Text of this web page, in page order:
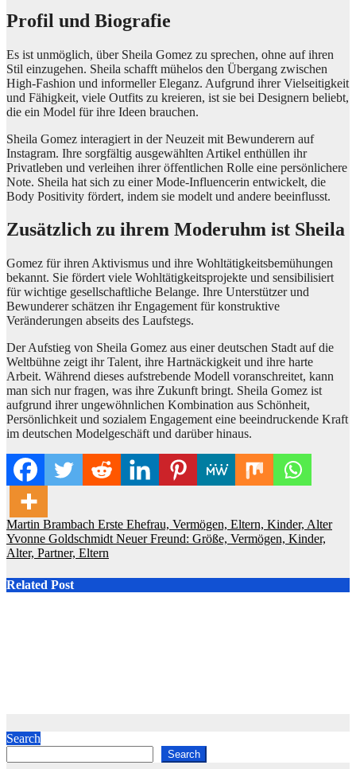
Profil und Biografie
Es ist unmöglich, über Sheila Gomez zu sprechen, ohne auf ihren
Stil einzugehen. Sheila schafft mühelos den Übergang zwischen
High-Fashion und informeller Eleganz. Aufgrund ihrer Vielseitigkeit
und Fähigkeit, viele Outfits zu kreieren, ist sie bei Designern beliebt,
die ein Model für ihre Ideen brauchen.
Sheila Gomez interagiert in der Neuzeit mit Bewunderern auf
Instagram. Ihre sorgfältig ausgewählten Artikel enthüllen ihr
Privatleben und verleihen ihrer öffentlichen Rolle eine persönlichere
Note. Sheila hat sich zu einer Mode-Influencerin entwickelt, die
Body Positivity fördert, indem sie modelt und andere beeinflusst.
Zusätzlich zu ihrem Moderuhm ist Sheila
Gomez für ihren Aktivismus und ihre Wohltätigkeitsbemühungen
bekannt. Sie fördert viele Wohltätigkeitsprojekte und sensibilisiert
für wichtige gesellschaftliche Belange. Ihre Unterstützer und
Bewunderer schätzen ihr Engagement für konstruktive
Veränderungen abseits des Laufstegs.
Der Aufstieg von Sheila Gomez aus einer deutschen Stadt auf die
Weltbühne zeigt ihr Talent, ihre Hartnäckigkeit und ihre harte
Arbeit. Während dieses aufstrebende Modell voranschreitet, kann
man sich nur fragen, was ihre Zukunft bringt. Sheila Gomez ist
aufgrund ihrer ungewöhnlichen Kombination aus Schönheit,
Persönlichkeit und sozialem Engagement eine beeindruckende Kraft
im deutschen Modelgeschäft und darüber hinaus.
Post
navigation
Martin Brambach Erste Ehefrau, Vermögen, Eltern, Kinder, Alter
Yvonne Goldschmidt Neuer Freund: Größe, Vermögen, Kinder,
Alter, Partner, Eltern
Related Post
Search
Search